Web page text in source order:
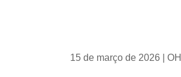
15 de março de 2026 |